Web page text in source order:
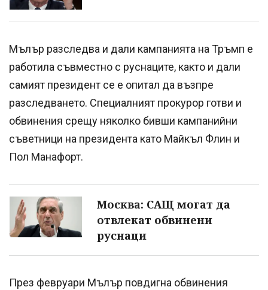
Мълър разследва и дали кампанията на Тръмп е
работила съвместно с руснаците, както и дали
самият президент се е опитал да възпре
разследването. Специалният прокурор готви и
обвинения срещу няколко бивши кампанийни
съветници на президента като Майкъл Флин и
Пол Манафорт.
Москва: САЩ могат да
отвлекат обвинени
руснаци
През февруари Мълър повдигна обвинения